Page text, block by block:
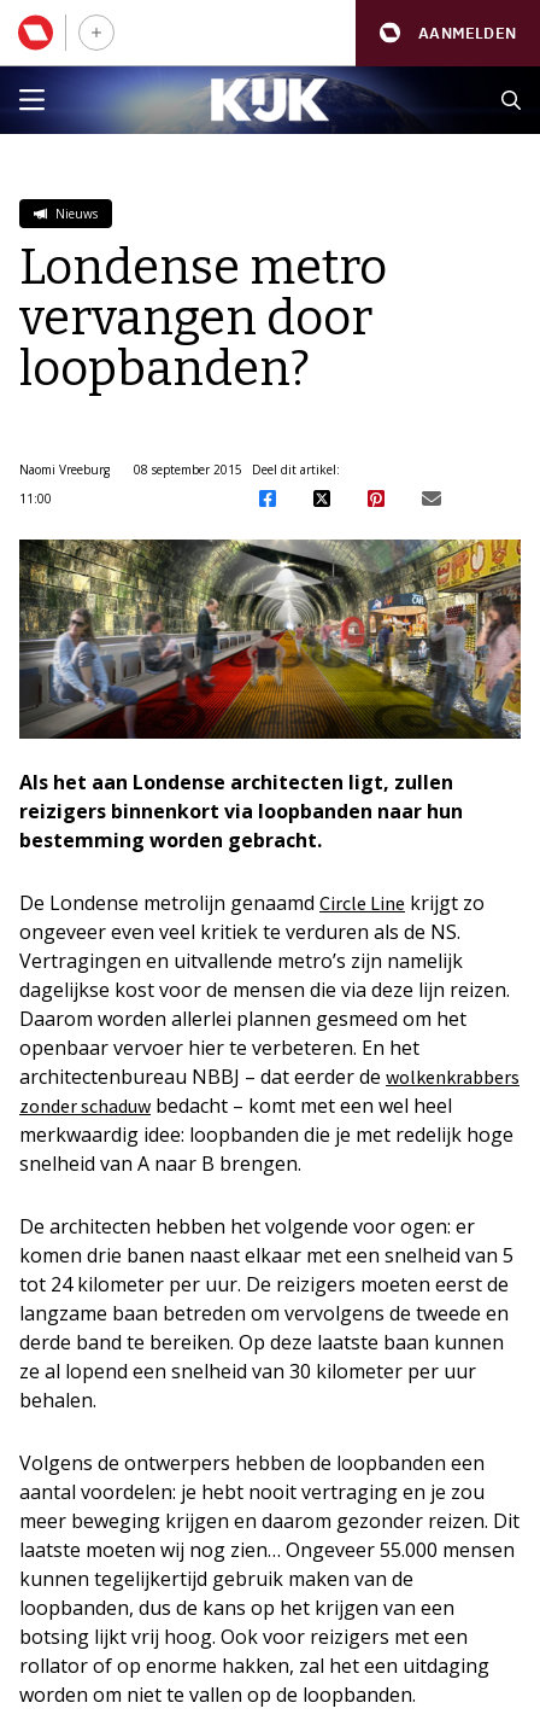
AANMELDEN
Nieuws
Londense metro
vervangen door
loopbanden?
Naomi Vreeburg
08 september 2015
11:00
Deel dit artikel:
Als het aan Londense architecten ligt, zullen
reizigers binnenkort via loopbanden naar hun
bestemming worden gebracht.
De Londense metrolijn genaamd Circle Line krijgt zo
ongeveer even veel kritiek te verduren als de NS.
Vertragingen en uitvallende metro’s zijn namelijk
dagelijkse kost voor de mensen die via deze lijn reizen.
Daarom worden allerlei plannen gesmeed om het
openbaar vervoer hier te verbeteren. En het
architectenbureau NBBJ – dat eerder de wolkenkrabbers
zonder schaduw bedacht – komt met een wel heel
merkwaardig idee: loopbanden die je met redelijk hoge
snelheid van A naar B brengen.
De architecten hebben het volgende voor ogen: er
komen drie banen naast elkaar met een snelheid van 5
tot 24 kilometer per uur. De reizigers moeten eerst de
langzame baan betreden om vervolgens de tweede en
derde band te bereiken. Op deze laatste baan kunnen
ze al lopend een snelheid van 30 kilometer per uur
behalen.
Volgens de ontwerpers hebben de loopbanden een
aantal voordelen: je hebt nooit vertraging en je zou
meer beweging krijgen en daarom gezonder reizen. Dit
laatste moeten wij nog zien… Ongeveer 55.000 mensen
kunnen tegelijkertijd gebruik maken van de
loopbanden, dus de kans op het krijgen van een
botsing lijkt vrij hoog. Ook voor reizigers met een
rollator of op enorme hakken, zal het een uitdaging
worden om niet te vallen op de loopbanden.